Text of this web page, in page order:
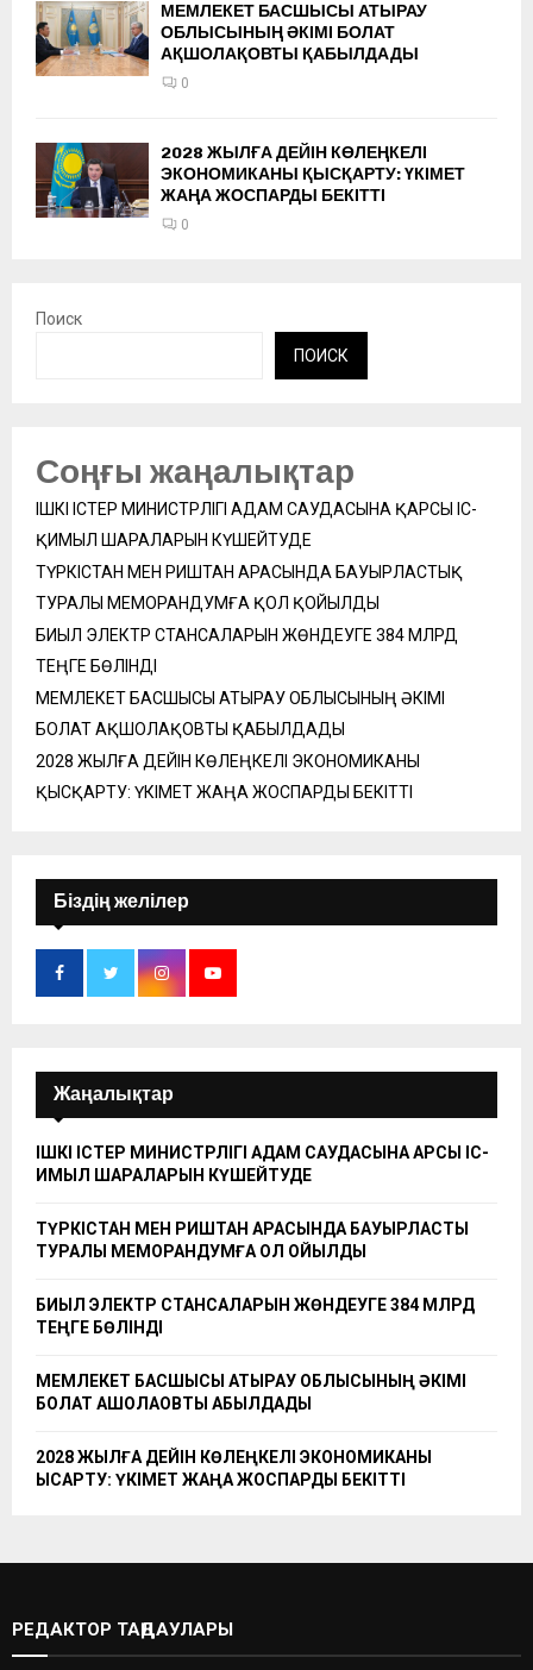
МЕМЛЕКЕТ БАСШЫСЫ АТЫРАУ
ОБЛЫСЫНЫҢ ӘКІМІ БОЛАТ
АҚШОЛАҚОВТЫ ҚАБЫЛДАДЫ
0
2028 ЖЫЛҒА ДЕЙІН КӨЛЕҢКЕЛІ
ЭКОНОМИКАНЫ ҚЫСҚАРТУ: ҮКІМЕТ
ЖАҢА ЖОСПАРДЫ БЕКІТТІ
0
Поиск
ПОИСК
Соңғы жаңалықтар
ІШКІ ІСТЕР МИНИСТРЛІГІ АДАМ САУДАСЫНА ҚАРСЫ ІС-
ҚИМЫЛ ШАРАЛАРЫН КҮШЕЙТУДЕ
ТҮРКІСТАН МЕН РИШТАН АРАСЫНДА БАУЫРЛАСТЫҚ
ТУРАЛЫ МЕМОРАНДУМҒА ҚОЛ ҚОЙЫЛДЫ
БИЫЛ ЭЛЕКТР СТАНСАЛАРЫН ЖӨНДЕУГЕ 384 МЛРД
ТЕҢГЕ БӨЛІНДІ
МЕМЛЕКЕТ БАСШЫСЫ АТЫРАУ ОБЛЫСЫНЫҢ ӘКІМІ
БОЛАТ АҚШОЛАҚОВТЫ ҚАБЫЛДАДЫ
2028 ЖЫЛҒА ДЕЙІН КӨЛЕҢКЕЛІ ЭКОНОМИКАНЫ
ҚЫСҚАРТУ: ҮКІМЕТ ЖАҢА ЖОСПАРДЫ БЕКІТТІ
Біздің желілер
Жаңалықтар
ІШКІ ІСТЕР МИНИСТРЛІГІ АДАМ САУДАСЫНА ҚАРСЫ ІС-
ҚИМЫЛ ШАРАЛАРЫН КҮШЕЙТУДЕ
ТҮРКІСТАН МЕН РИШТАН АРАСЫНДА БАУЫРЛАСТЫҚ
ТУРАЛЫ МЕМОРАНДУМҒА ҚОЛ ҚОЙЫЛДЫ
БИЫЛ ЭЛЕКТР СТАНСАЛАРЫН ЖӨНДЕУГЕ 384 МЛРД
ТЕҢГЕ БӨЛІНДІ
МЕМЛЕКЕТ БАСШЫСЫ АТЫРАУ ОБЛЫСЫНЫҢ ӘКІМІ
БОЛАТ АҚШОЛАҚОВТЫ ҚАБЫЛДАДЫ
2028 ЖЫЛҒА ДЕЙІН КӨЛЕҢКЕЛІ ЭКОНОМИКАНЫ
ҚЫСҚАРТУ: ҮКІМЕТ ЖАҢА ЖОСПАРДЫ БЕКІТТІ
РЕДАКТОР ТАҢДАУЛАРЫ